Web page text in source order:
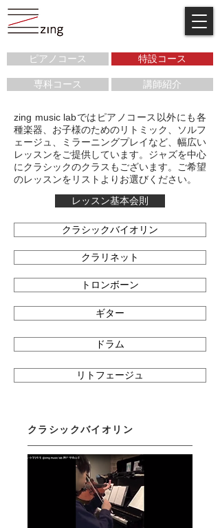
ピアノコース 特設コース
専科コース 講師紹介
zing music labではピアノコース以外にも各
種楽器、お子様のためのリトミック、ソルフ
ェージュ、ミラーニングプレイなど、幅広い
レッスンをご提供しています。ジャズを中心
にクラシックのクラスもございます。ご希望
のレッスンをリストよりお選びください。
レッスン基本会則
クラシックバイオリン
クラリネット
トロンボーン
ギター
ドラム
リトフェージュ
クラシックバイオリン